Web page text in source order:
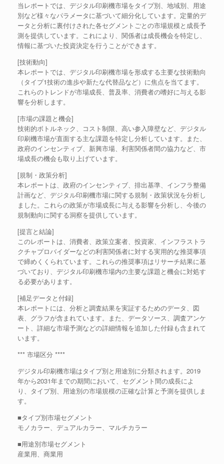
当レポートでは、デジタル印刷機市場をタイプ別、地域別、用途
別など様々なパラメータに基づいて細分化しています。定量的デ
ータと分析に裏付けされた各セグメントごとの市場規模と成長予
測を提供しています。これにより、関係者は成長機会を特定し、
情報に基づいた投資決定を行うことができます。
[技術動向]
本レポートでは、デジタル印刷機市場を形成する主要な技術動向
（タイプ1技術の進歩や新たな代替品など）に焦点を当てます。
これらのトレンドが市場成長、普及率、消費者の嗜好に与える影
響を分析します。
[市場の課題と機会]
技術的ボトルネック、コスト制限、高い参入障壁など、デジタル
印刷機市場が直面する主な課題を特定し分析しています。また、
政府のインセンティブ、新興市場、利害関係者間の協力など、市
場成長の機会も取り上げています。
[規制・政策分析]
本レポートは、政府のインセンティブ、排出基準、インフラ整備
計画など、デジタル印刷機市場に関する規制・政策状況を分析し
ました。これらの政策が市場成長に与える影響を分析し、今後の
規制動向に関する洞察を提供しています。
[提言と結論]
このレポートは、消費者、政策立案者、投資家、インフラストラ
クチャプロバイダーなどの利害関係者に対する実用的な推奨事項
で締めくくられています。これらの推奨事項はリサーチ結果に基
づいており、デジタル印刷機市場内の主要な課題と機会に対処す
る必要があります。
[補足データと付録]
本レポートには、分析と調査結果を実証するためのデータ、図
表、グラフが含まれています。また、データソース、調査アンケ
ート、詳細な市場予測などの詳細情報を追加した付録も含まれて
います。
*** 市場区分 ****
デジタル印刷機市場はタイプ別と用途別に分類されます。2019
年から2031年までの期間において、セグメント間の成長によ
り、タイプ別、用途別の市場規模の正確な計算と予測を提供しま
す。
■タイプ別市場セグメント
モノカラー、デュアルカラー、マルチカラー
■用途別市場セグメント
産業用、商業用